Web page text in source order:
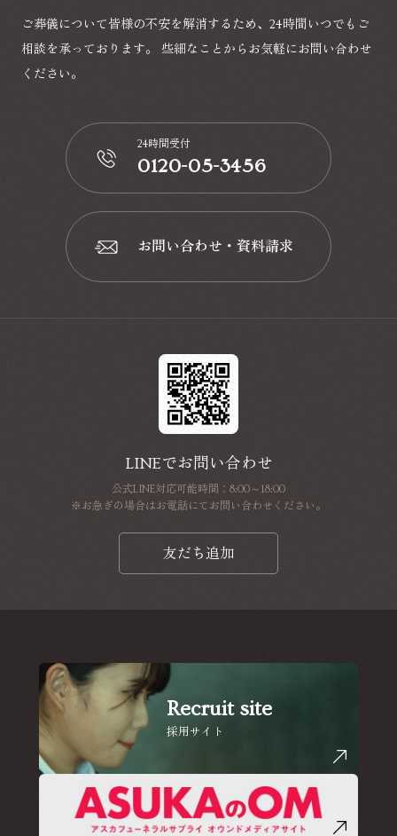
ご葬儀について皆様の不安を解消するため、24時間いつでもご
相談を承っております。
些細なことからお気軽にお問い合わせ
ください。
📞
24時間受付
0120-05-3456
📩
お問い合わせ・資料請求
LINEでお問い合わせ
公式LINE対応可能時間：8:00～18:00
※お急ぎの場合はお電話にてお問い合わせください。
友だち追加
採用サイト
Recruit site